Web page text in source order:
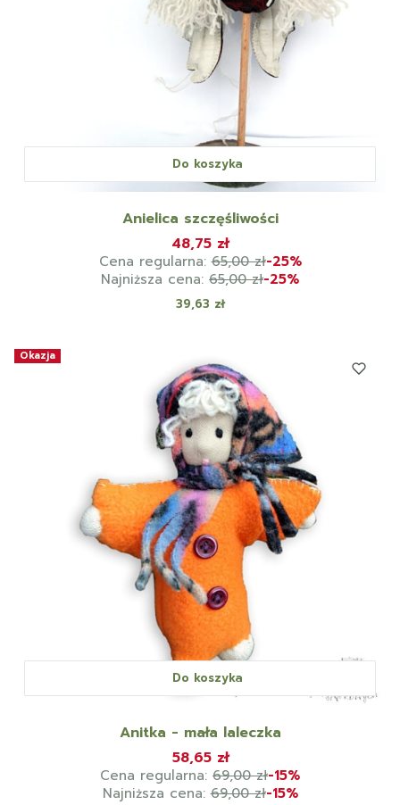
Do koszyka
Anielica szczęśliwości
48,75 zł
Cena regularna: 65,00 zł-25%
Najniższa cena: 65,00 zł-25%
Cena
39,63 zł
Okazja
Do koszyka
Anitka - mała laleczka
58,65 zł
Cena regularna: 69,00 zł-15%
Najniższa cena: 69,00 zł-15%